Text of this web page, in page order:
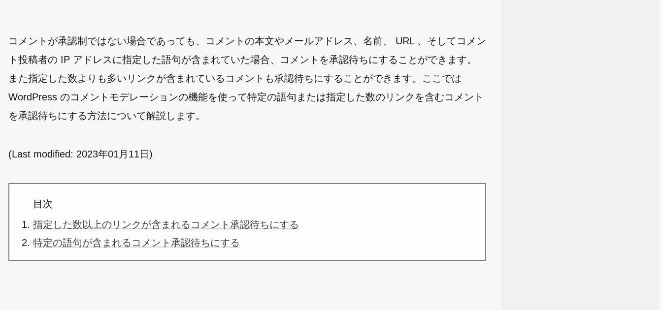
コメントが承認制ではない場合であっても、コメントの本文やメールアドレス、名前、 URL 、そしてコメン
ト投稿者の IP アドレスに指定した語句が含まれていた場合、コメントを承認待ちにすることができます。
また指定した数よりも多いリンクが含まれているコメントも承認待ちにすることができます。ここでは
WordPress のコメントモデレーションの機能を使って特定の語句または指定した数のリンクを含むコメント
を承認待ちにする方法について解説します。
(Last modified: 2023年01月11日 )
目次
指定した数以上のリンクが含まれるコメント承認待ちにする
特定の語句が含まれるコメント承認待ちにする